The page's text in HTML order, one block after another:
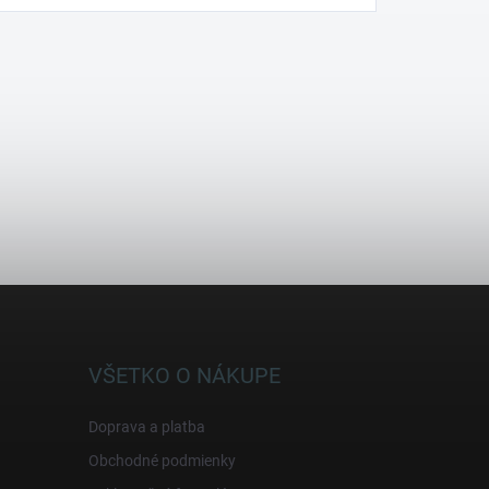
VŠETKO O NÁKUPE
Doprava a platba
Obchodné podmienky